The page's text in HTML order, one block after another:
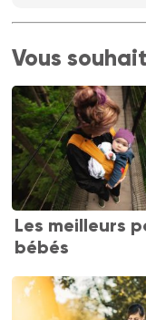
Vous
Les meilleurs
bébés